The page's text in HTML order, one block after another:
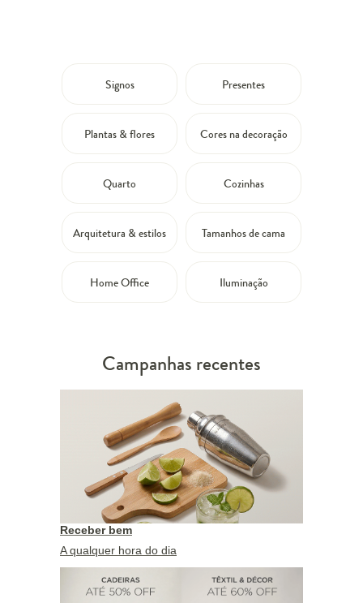
Signos Presentes
Plantas & flores Cores na decoração
Quarto Cozinhas
Arquitetura & estilos Tamanhos de cama
Home Office Iluminação
Campanhas recentes
Receber bem
A qualquer hora do dia